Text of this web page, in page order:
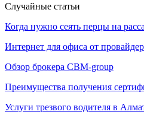
Случайные статьи
Когда нужно сеять перцы на
Интернет для офиса от
Обзор брокера CBM-group
Преимущества получения
Услуги трезвого водителя в